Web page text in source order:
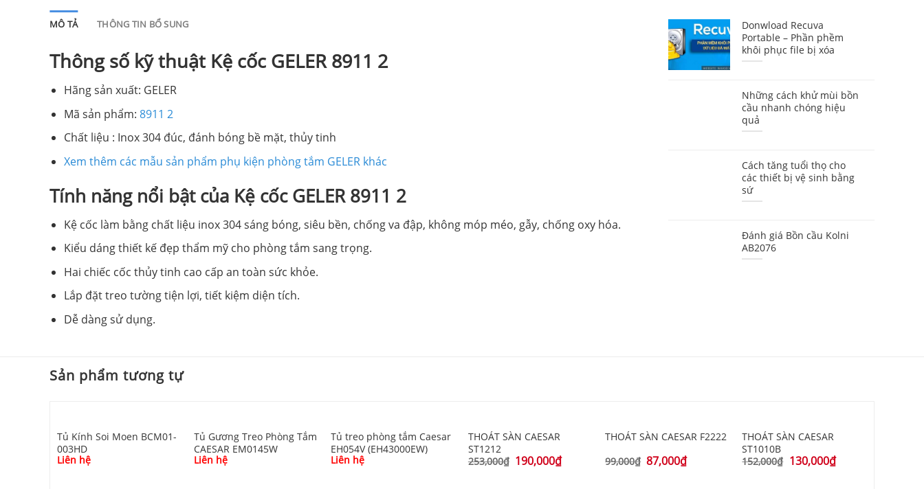
MÔ TẢ THÔNG TIN BỔ SUNG
Thông số kỹ thuật Kệ cốc GELER 8911 2
Hãng sản xuất: GELER
Mã sản phẩm: 8911 2
Chất liệu : Inox 304 đúc, đánh bóng bề mặt, thủy tinh
Xem thêm các mẫu sản phẩm phụ kiện phòng tắm GELER khác
Tính năng nổi bật của Kệ cốc GELER 8911 2
Kệ cốc làm bằng chất liệu inox 304 sáng bóng, siêu bền, chống va đập, không móp méo, gẫy, chống oxy hóa.
Kiểu dáng thiết kế đẹp thẩm mỹ cho phòng tắm sang trọng.
Hai chiếc cốc thủy tinh cao cấp an toàn sức khỏe.
Lắp đặt treo tường tiện lợi, tiết kiệm diện tích.
Dễ dàng sử dụng.
Donwload Recuva
Portable – Phần phềm
khôi phục file bị xóa
Những cách khử mùi bồn
cầu nhanh chóng hiệu
quả
Cách tăng tuổi thọ cho
các thiết bị vệ sinh bằng
sứ
Đánh giá Bồn cầu Kolni
AB2076
Sản phẩm tương tự
Tủ Kính Soi Moen BCM01-
003HD
Liên hệ
Tủ Gương Treo Phòng Tắm
CAESAR EM0145W
Liên hệ
Tủ treo phòng tắm Caesar
EH054V (EH43000EW)
Liên hệ
THOÁT SÀN CAESAR
ST1212
253,000₫ 190,000₫
THOÁT SÀN CAESAR F2222
99,000₫ 87,000₫
THOÁT SÀN CAESAR
ST1010B
152,000₫ 130,000₫